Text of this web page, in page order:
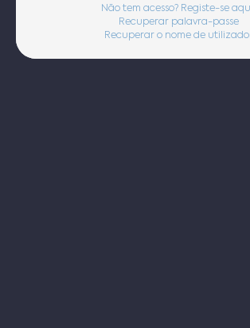
Não tem acesso? Registe-se
Recuperar palavra-passe
Recuperar o nome de